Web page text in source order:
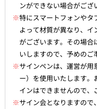
ンができない場合がござ
※特にスマートフォンやタ
よって材質が異なり、イ
がございます。その場
いしますので、予めのご
※サインペンは、運営が
ー）を使用いたします
インはできませんので、
※サイン会となりますの